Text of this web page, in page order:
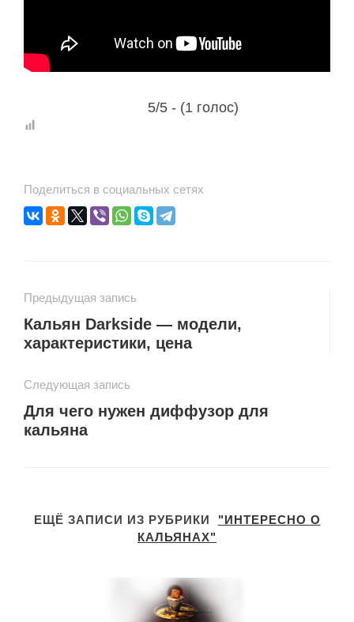
5/5 - (1 голос)
Поделиться в социальных сетях
Предыдущая запись
Кальян Darkside — модели,
характеристики, цена
Следующая запись
Для чего нужен диффузор для
кальяна
ЕЩЁ ЗАПИСИ ИЗ РУБРИКИ "ИНТЕРЕСНО О
КАЛЬЯНАХ"